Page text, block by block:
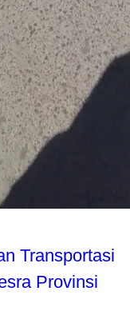
Transportasi
Provinsi